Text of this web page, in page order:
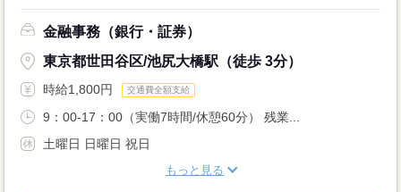
金融事務（銀行・証券）
東京都世田谷区/池尻大橋駅（徒歩 3分）
時給1,800円 交通費全額支給
9：00-17：00（実働7時間/休憩60分） 残業...
土曜日 日曜日 祝日
もっと見る